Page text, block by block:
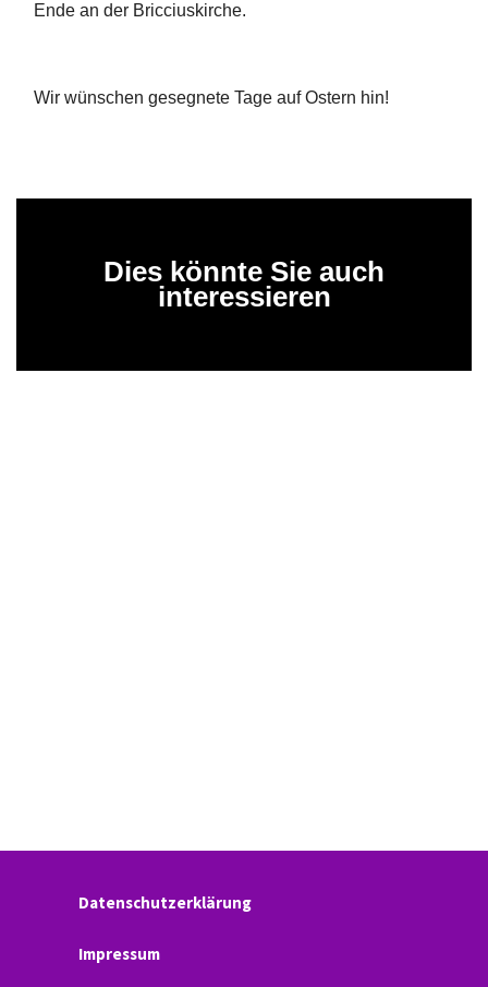
Ende an der Bricciuskirche.
Wir wünschen gesegnete Tage auf Ostern hin!
Dies könnte Sie auch
interessieren
Datenschutzerklärung
Impressum